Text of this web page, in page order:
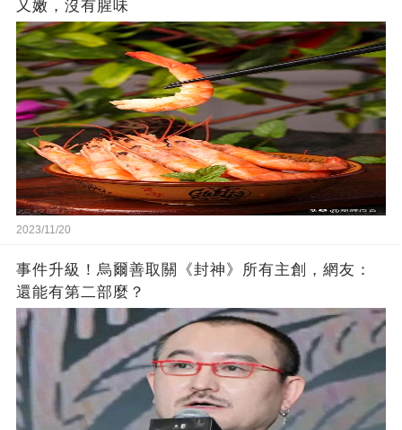
又嫩，沒有腥味
2023/11/20
事件升級！烏爾善取關《封神》所有主創，網友：
還能有第二部麼？